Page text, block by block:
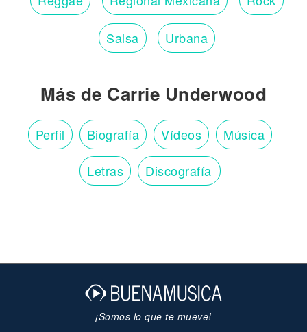
Salsa Urbana
Más de Carrie Underwood
Perfil Biografía Vídeos Música
Letras Discografía
¡Somos lo que te mueve!